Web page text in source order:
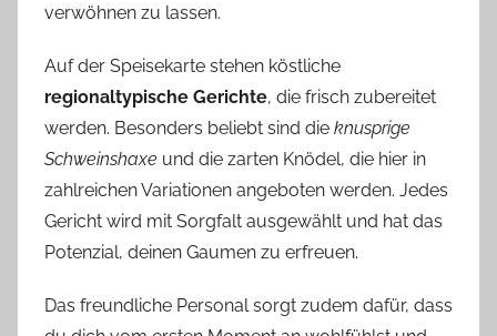
verwöhnen zu lassen.
Auf der Speisekarte stehen köstliche
regionaltypische Gerichte, die frisch zubereitet
werden. Besonders beliebt sind die knusprige
Schweinshaxe und die zarten Knödel, die hier in
zahlreichen Variationen angeboten werden. Jedes
Gericht wird mit Sorgfalt ausgewählt und hat das
Potenzial, deinen Gaumen zu erfreuen.
Das freundliche Personal sorgt zudem dafür, dass